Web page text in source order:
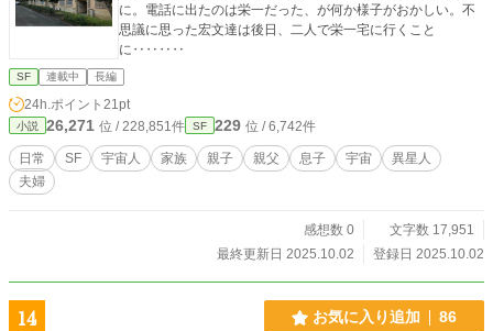
に。電話に出たのは栄一だった、が何か様子がおかしい。不
思議に思った宏文達は後日、二人で栄一宅に行くこと
に‥‥‥‥
SF 連載中 長編
24h.ポイント 21pt
小説 26,271 位 / 228,851件 SF 229 位 / 6,742件
日常 SF 宇宙人 家族 親子 親父 息子 宇宙
異星人
夫婦
感想数 0
文字数 17,951
最終更新日 2025.10.02
登録日 2025.10.02
14 お気に入り追加 86